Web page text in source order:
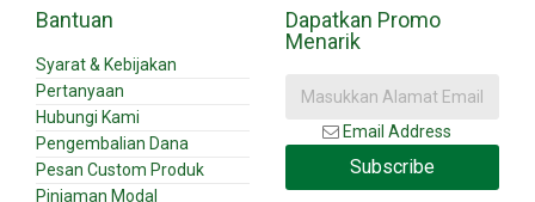
Bantuan
Syarat & Kebijakan
Pertanyaan
Hubungi Kami
Pengembalian Dana
Pesan Custom Produk
Pinjaman Modal
Dapatkan Promo
Menarik
Email Address
Subscribe